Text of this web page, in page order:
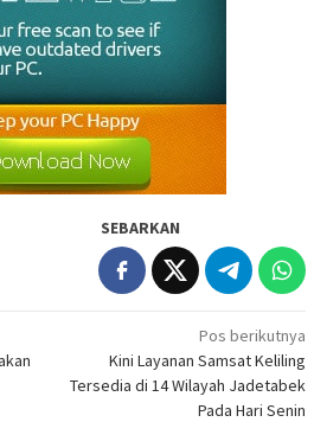
SEBARKAN
Pos berikutnya
Kini Layanan Samsat Keliling
Tersedia di 14 Wilayah Jadetabek
Pada Hari Senin